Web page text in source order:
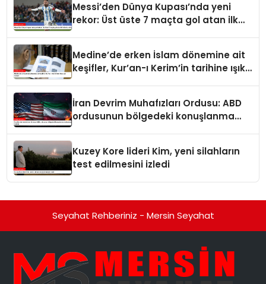
Messi’den Dünya Kupası’nda yeni
rekor: Üst üste 7 maçta gol atan ilk
Medine’de erken İslam dönemine ait
keşifler, Kur’an-ı Kerim’in tarihine ışık
İran Devrim Muhafızları Ordusu: ABD
ordusunun bölgedeki konuşlanma
Kuzey Kore lideri Kim, yeni silahların
test edilmesini izledi
Seyahat Rehberiniz - Mersin Seyahat